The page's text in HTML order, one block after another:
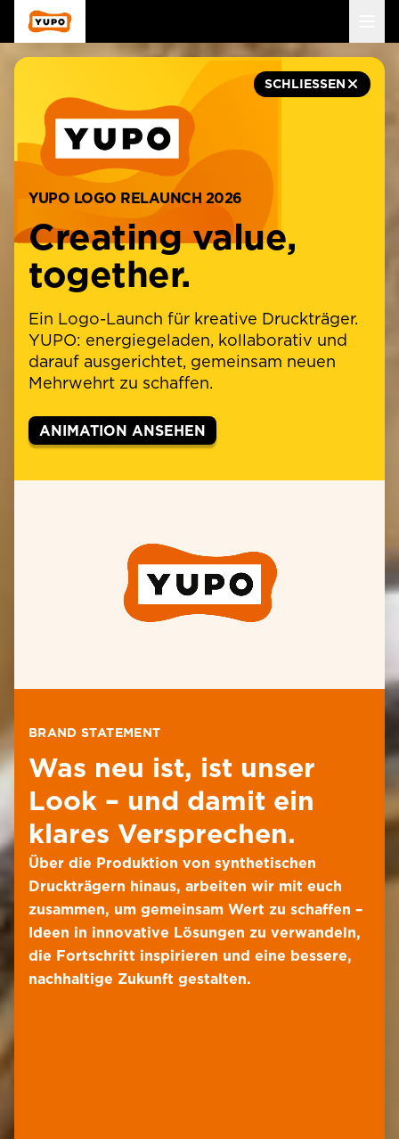
Navigation Menu
Main navigation menu for mobile devices
SCHLIESSEN
YUPO LOGO RELAUNCH 2026
Creating value,
together.
Ein Logo-Launch für kreative Druckträger.
YUPO: energiegeladen, kollaborativ und
darauf ausgerichtet, gemeinsam neuen
Mehrwehrt zu schaffen.
ANIMATION ANSEHEN
BRAND STATEMENT
Was neu ist, ist unser
Look – und damit ein
klares Versprechen.
Über die Produktion von synthetischen
Druckträgern hinaus, arbeiten wir mit euch
zusammen, um gemeinsam Wert zu schaffen –
Ideen in innovative Lösungen zu verwandeln,
die Fortschritt inspirieren und eine bessere,
nachhaltige Zukunft gestalten.